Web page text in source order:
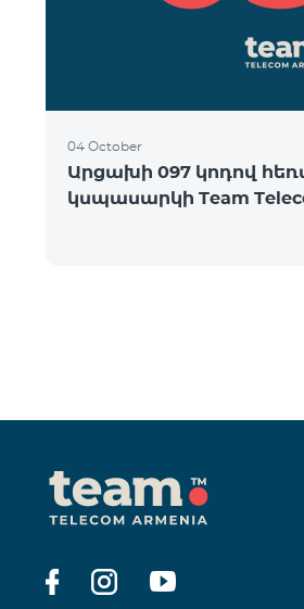
04 October
Արցախի 097 կոդով
կսպասարկի Team